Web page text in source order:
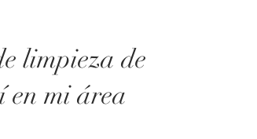
limpieza de
en mi área